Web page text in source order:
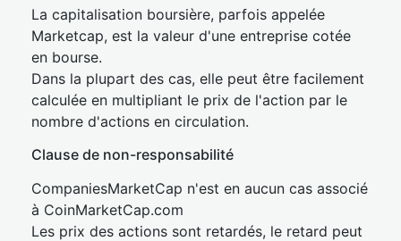
La capitalisation boursière, parfois appelée
Marketcap, est la valeur d'une entreprise cotée
en bourse.
Dans la plupart des cas, elle peut être facilement
calculée en multipliant le prix de l'action par le
nombre d'actions en circulation.
Clause de non-responsabilité
CompaniesMarketCap n'est en aucun cas associé
à CoinMarketCap.com
Les prix des actions sont retardés, le retard peut